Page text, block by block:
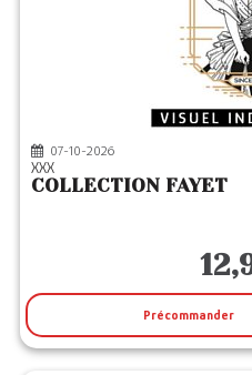
07-10-2026
XXX
COLLECTION FAYET
Précommander